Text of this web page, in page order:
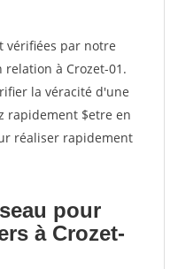
vérifiées par notre
à Crozet-01.
la véracité d'une
rapidement $etre en
réaliser rapidement
pour
à Crozet-